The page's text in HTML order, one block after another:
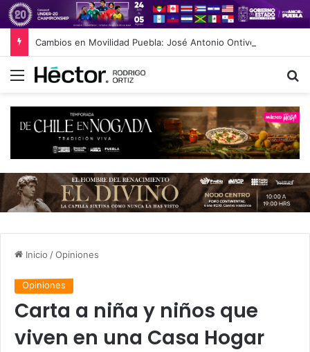
Menú
Inicio /Opiniones
Opiniones
Carta a niña y niños que
viven en una Casa Hogar